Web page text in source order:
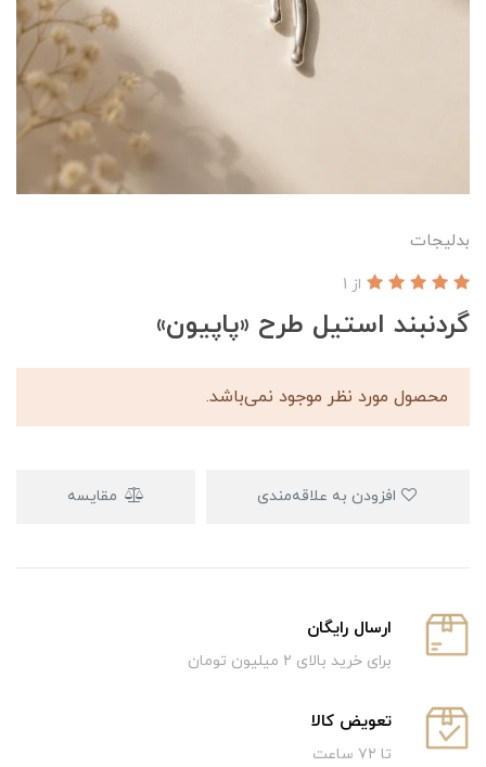
بدلیجات
گردنبند استیل طرح «پاپیون»
از 1
محصول مورد نظر موجود نمی‌باشد.
مقایسه
ارسال رایگان
برای خرید بالای ۲ میلیون تومان
تعویض کالا
تا ۷۲ ساعت